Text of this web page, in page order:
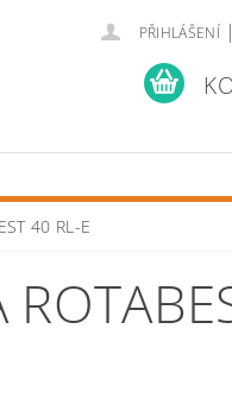
PŘIHLÁŠENÍ |
40 RL-E